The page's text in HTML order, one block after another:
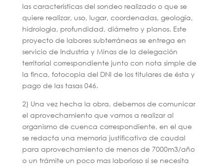
las características del sondeo realizado o que se
quiere realizar, uso, lugar, coordenadas, geología,
hidrologia, profundidad, diámetro y planos. Este
proyecto de labores subterráneas se entrega en
servicio de Industria y Minas de la delegación
territorial correspondiente junto con nota simple de
la finca, fotocopia del DNI de los titulares de ésta y
pago de las tasas 046.
2) Una vez hecha la obra, debemos de comunicar
el aprovechamiento que vamos a realizar al
organismo de cuenca correspondiente, en el que
se redacta una memoria justificativa de caudal
para aprovechamiento de menos de 7000m3/año
o un trámite un poco mas laborioso si se necesita